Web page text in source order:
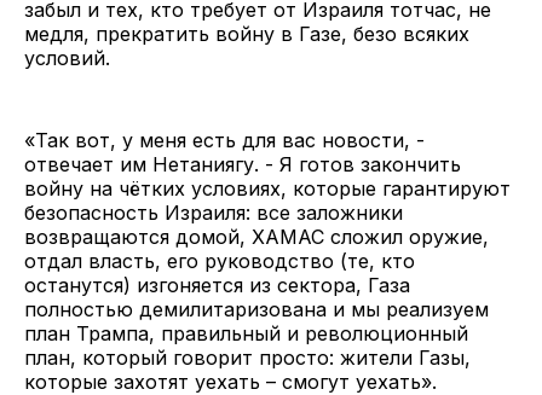
забыл и тех, кто требует от Израиля тотчас, не
медля, прекратить войну в Газе, безо всяких
условий.
«Так вот, у меня есть для вас новости, -
отвечает им Нетаниягу. - Я готов закончить
войну на чётких условиях, которые гарантируют
безопасность Израиля: все заложники
возвращаются домой, ХАМАС сложил оружие,
отдал власть, его руководство (те, кто
останутся) изгоняется из сектора, Газа
полностью демилитаризована и мы реализуем
план Трампа, правильный и революционный
план, который говорит просто: жители Газы,
которые захотят уехать – смогут уехать».